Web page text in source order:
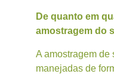
De quanto em
amostragem do
A amostragem de
manejadas de